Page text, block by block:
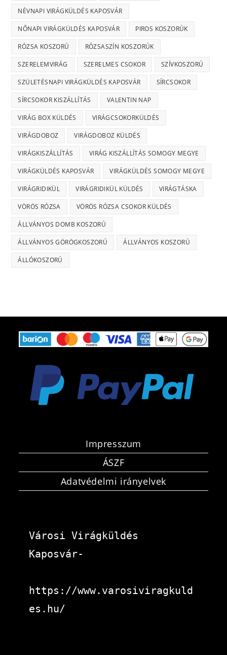
NÉVNAPI VIRÁGKÜLDÉS KAPOSVÁR
NŐNAPI VIRÁGKÜLDÉS KAPOSVÁR PIROS KOSZORÚK
RÓZSA KOSZORÚ RÓZSASZÍN KOSZORÚK
SZERELEMVIRÁG SZERELMES CSOKOR SZÍVKOSZORÚ
SZÜLETÉSNAPI VIRÁGKÜLDÉS KAPOSVÁR SÍRCSOKOR
SÍRCSOKOR KISZÁLLÍTÁS VALENTIN NAP
VIRÁG BOX KÜLDÉS VIRÁGCSOKORKÜLDÉS
VIRÁGDOBOZ VIRÁGDOBOZ KÜLDÉS
VIRÁGKISZÁLLÍTÁS VIRÁG KISZÁLLÍTÁS SOMOGY MEGYE
VIRÁGKÜLDÉS KAPOSVÁR VIRÁGKÜLDÉS SOMOGY MEGYE
VIRÁGRIDIKÜL VIRÁGRIDIKÜL KÜLDÉS VIRÁGTÁSKA
VÖRÖS RÓZSA VÖRÖS RÓZSA CSOKOR KÜLDÉS
ÁLLVÁNYOS DOMB KOSZORÚ
ÁLLVÁNYOS GÖRÖGKOSZORÚ ÁLLVÁNYOS KOSZORÚ
ÁLLÓKOSZORÚ
Impresszum
ÁSZF
Adatvédelmi irányelvek
Városi Virágküldés
Kaposvár-
https://www.varosiviragkuld
es.hu/